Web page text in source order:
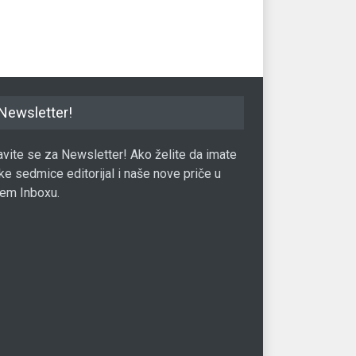
se za Newsletter! Ako želite da imate
sedmice editorijal i naše nove priče u
Inboxu.